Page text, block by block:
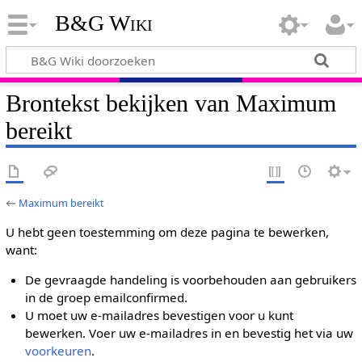
B&G Wiki
Brontekst bekijken van Maximum
bereikt
← Maximum bereikt
U hebt geen toestemming om deze pagina te bewerken,
want:
De gevraagde handeling is voorbehouden aan gebruikers
in de groep emailconfirmed.
U moet uw e-mailadres bevestigen voor u kunt
bewerken. Voer uw e-mailadres in en bevestig het via uw
voorkeuren.